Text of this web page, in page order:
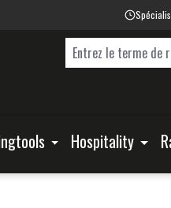
Hospitality